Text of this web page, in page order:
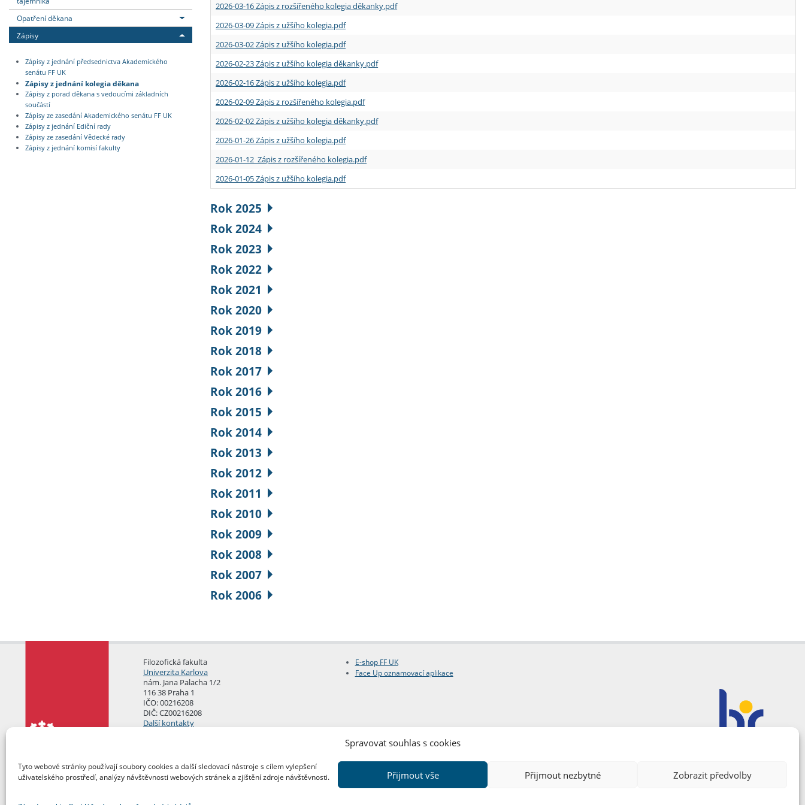
Spravovat souhlas s cookies
Tyto webové stránky používají soubory cookies a další sledovací nástroje s cílem vylepšení
uživatelského prostředí, analýzy návštěvnosti webových stránek a zjištění zdroje návštěvnosti.
Přijmout vše Přijmout nezbytné Zobrazit předvolby
Opatření děkana
Zápisy
Zápisy z jednání předsednictva Akademického
senátu FF UK
Zápisy z jednání kolegia děkana
Zápisy z porad děkana s vedoucími základních
součástí
Zápisy ze zasedání Akademického senátu FF UK
Zápisy z jednání Ediční rady
Zápisy ze zasedání Vědecké rady
Zápisy z jednání komisí fakulty
2026-03-16 Zápis z rozšířeného kolegia děkanky.pdf
2026-03-09 Zápis z užšího kolegia.pdf
2026-03-02 Zápis z užšího kolegia.pdf
2026-02-23 Zápis z užšího kolegia děkanky.pdf
2026-02-16 Zápis z užšího kolegia.pdf
2026-02-09 Zápis z rozšířeného kolegia.pdf
2026-02-02 Zápis z užšího kolegia děkanky.pdf
2026-01-26 Zápis z užšího kolegia.pdf
2026-01-12 Zápis z rozšířeného kolegia.pdf
2026-01-05 Zápis z užšího kolegia.pdf
Rok 2025
Rok 2024
Rok 2023
Rok 2022
Rok 2021
Rok 2020
Rok 2019
Rok 2018
Rok 2017
Rok 2016
Rok 2015
Rok 2014
Rok 2013
Rok 2012
Rok 2011
Rok 2010
Rok 2009
Rok 2008
Rok 2007
Rok 2006
Filozofická fakulta
Univerzita Karlova
nám. Jana Palacha 1/2
116 38 Praha 1
IČO: 00216208
DIČ: CZ00216208
Další kontakty
E-shop FF UK
Face Up oznamovací aplikace